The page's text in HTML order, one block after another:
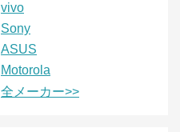
vivo
Sony
ASUS
Motorola
全メーカー>>